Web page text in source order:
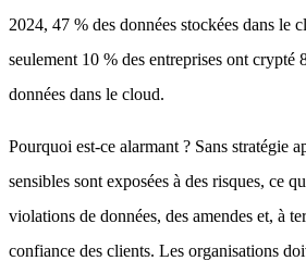
2024, 47 % des données stockées dans le
seulement 10 % des entreprises ont crypté
données dans le cloud.
Pourquoi est-ce alarmant ? Sans stratégie
sensibles sont exposées à des risques, ce
violations de données, des amendes et, à
confiance des clients. Les organisations